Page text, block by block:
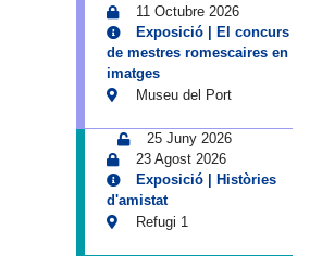
11 Octubre 2026
Exposició | El concurs
de mestres romescaires en
imatges
Museu del Port
25 Juny 2026
23 Agost 2026
Exposició | Històries
d'amistat
Refugi 1